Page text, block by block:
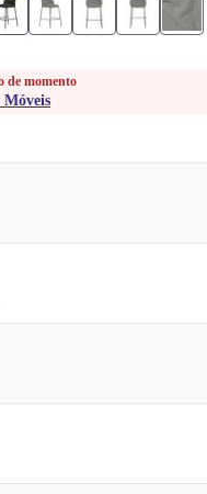
de momento
Móveis